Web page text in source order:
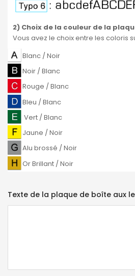
2) Choix de la couleur de la
Vous avez le choix entre les coloris
Blanc / Noir
Noir / Blanc
Rouge / Blanc
Bleu / Blanc
Vert / Blanc
Jaune / Noir
Alu brossé / Noir
Or Brillant / Noir
Texte de la plaque de boîte aux